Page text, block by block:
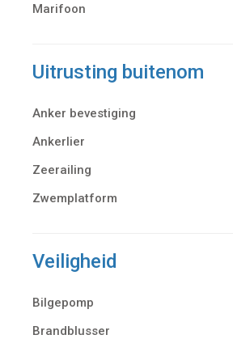
Marifoon
Uitrusting buitenom
Anker bevestiging
Ankerlier
Zeerailing
Zwemplatform
Veiligheid
Bilgepomp
Brandblusser